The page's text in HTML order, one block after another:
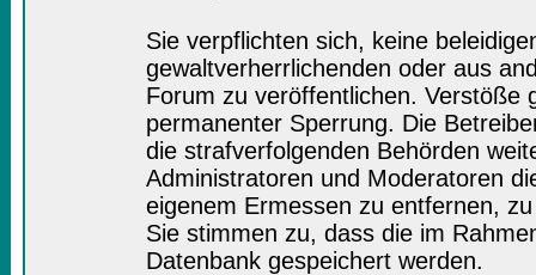
Sie verpflichten sich, keine
gewaltverherrlichenden oder aus
Forum zu veröffentlichen. Verstöße
permanenter Sperrung. Die
die strafverfolgenden Behörden
Administratoren und Moderatoren
eigenem Ermessen zu entfernen,
Sie stimmen zu, dass die im
Datenbank gespeichert werden.